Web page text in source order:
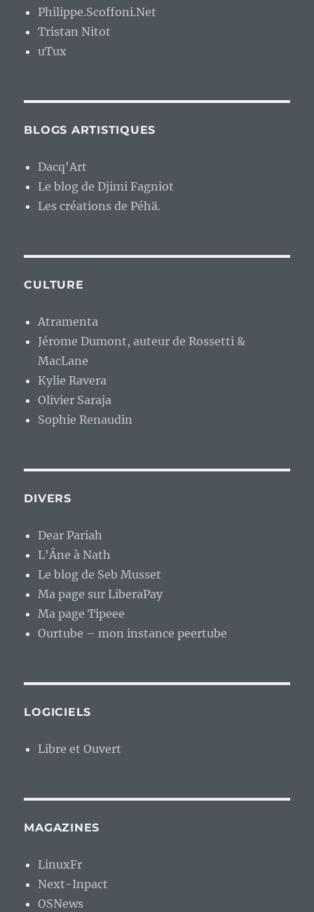
Philippe.Scoffoni.Net
Tristan Nitot
uTux
BLOGS ARTISTIQUES
Dacq'Art
Le blog de Djimi Fagniot
Les créations de Péhä.
CULTURE
Atramenta
Jérome Dumont, auteur de Rossetti &
MacLane
Kylie Ravera
Olivier Saraja
Sophie Renaudin
DIVERS
Dear Pariah
L'Âne à Nath
Le blog de Seb Musset
Ma page sur LiberaPay
Ma page Tipeee
Ourtube – mon instance peertube
LOGICIELS
Libre et Ouvert
MAGAZINES
LinuxFr
Next-Inpact
OSNews